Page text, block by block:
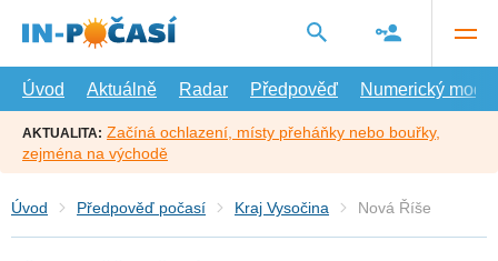
hlavní
Úvod
Aktuálně Radar Předpověď Numerický model
AKTUALITA: Začíná ochlazení, místy přeháňky nebo bouřky,
zejména na východě
Úvod Předpověď počasí Kraj Vysočina Nová Říše